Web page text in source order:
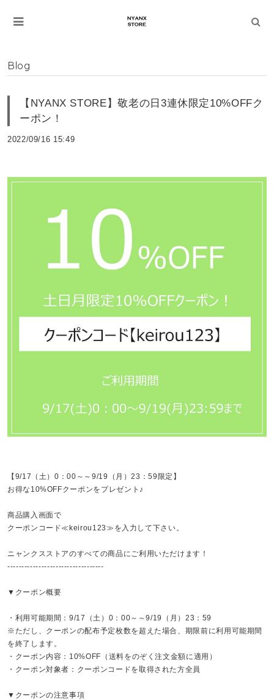
Blog
【NYANX STORE】敬老の日3連休限定10%OFFク
ーポン！
2022/09/16 15:49
【9/17（土）0：00～～9/19（月）23：59限定】
お得な10%OFFクーポンをプレゼント♪
商品購入画面で
クーポンコード≪keirou123≫を入力して下さい。
ニャンクスストアのすべての商品にご利用いただけます！
----------------------------------
▼クーポン概要
・利用可能期間：9/17（土）0：00～～9/19（月）23：59
※ただし、クーポンの配布予定枚数を超えた場合、期限前に利用可能期間
を終了します。
・クーポン内容：10%OFF（送料をのぞく注文金額に適用）
・クーポン対象者：クーポンコードを取得された方全員
▼クーポンの注意事項